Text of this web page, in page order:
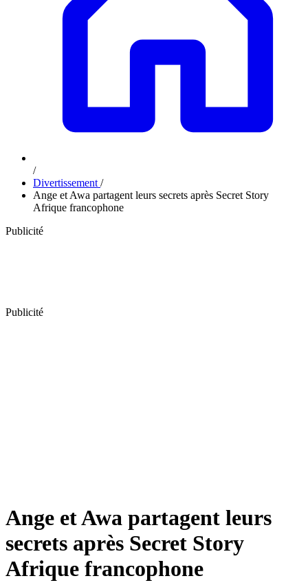
/
Divertissement /
Ange et Awa partagent leurs secrets après Secret Story
Afrique francophone
Publicité
Publicité
Ange et Awa partagent leurs
secrets après Secret Story
Afrique francophone